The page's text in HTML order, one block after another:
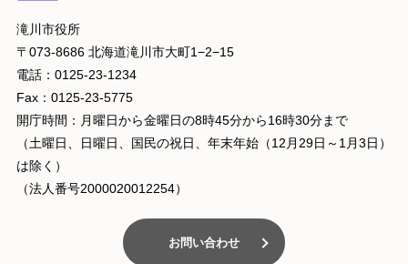
滝川市役所
〒073-8686 北海道滝川市大町1−2−15
電話：0125-23-1234
Fax：0125-23-5775
開庁時間：月曜日から金曜日の8時45分から16時30分まで
（土曜日、日曜日、国民の祝日、年末年始（12月29日～1月3日）
は除く）
（法人番号2000020012254）
お問い合わせ